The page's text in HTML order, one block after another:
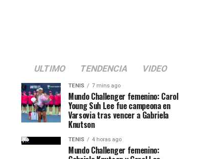
ULTIMO TENDENCIA VIDEO
TENIS 7 mins ago
Mundo Challenger femenino: Carol
Young Suh Lee fue campeona en
Varsovia tras vencer a Gabriela
Knutson
TENIS 4 horas ago
Mundo Challenger femenino: